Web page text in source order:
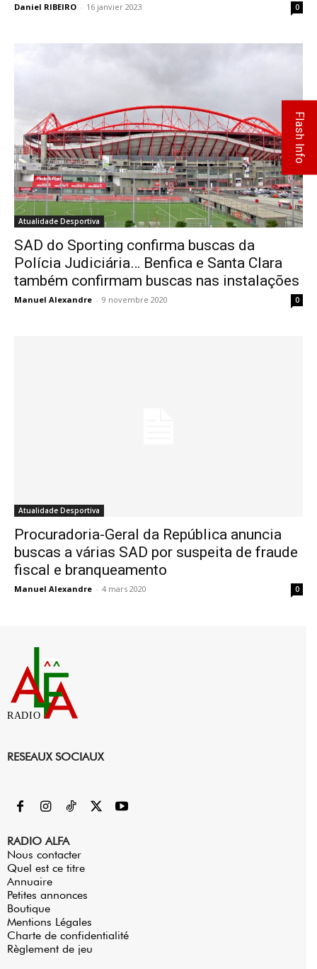
Daniel RIBEIRO - 16 janvier 2023 0
Atualidade Desportiva
SAD do Sporting confirma buscas da
Polícia Judiciária… Benfica e Santa Clara
também confirmam buscas nas instalações
Manuel Alexandre - 9 novembre 2020 0
Atualidade Desportiva
Procuradoria-Geral da República anuncia
buscas a várias SAD por suspeita de fraude
fiscal e branqueamento
Manuel Alexandre - 4 mars 2020 0
RADIO
RESEAUX SOCIAUX
RADIO ALFA
Nous contacter
Quel est ce titre
Annuaire
Petites annonces
Boutique
Mentions Légales
Charte de confidentialité
Règlement de jeu
Flash Info